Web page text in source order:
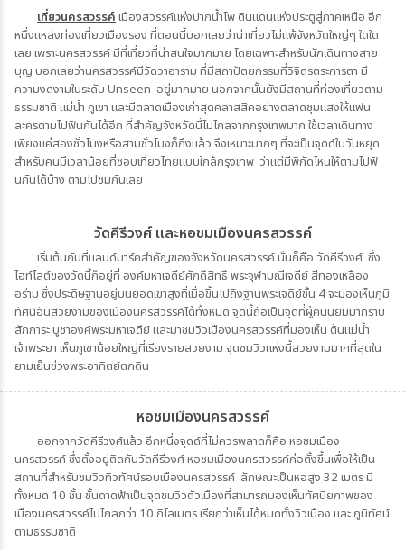
เที่ยวนครสวรรค์ เมืองสวรรค์แห่งปากน้ำโพ ดินแดนแห่งประตูสู่ภาคเหนือ อีก
หนึ่งแหล่งท่องเที่ยวเมืองรอง ที่ตอนนี้บอกเลยว่าน่าเที่ยวไม่แพ้จังหวัดใหญ่ๆ ใดใด
เลย เพราะนครสวรรค์ มีที่เที่ยวที่น่าสนใจมากมาย โดยเฉพาะสำหรับนักเดินทางสาย
บุญ บอกเลยว่านครสวรรค์มีวัดวาอาราม ที่มีสถาปัตยกรรมที่วิจิตรตระการตา มี
ความงดงามในระดับ Unseen อยู่มากมาย นอกจากนั้นยังมีสถานที่ท่องเที่ยวตาม
ธรรมชาติ แม่น้ำ ภูเขา และมีตลาดเมืองเก่าสุดคลาสสิคอย่างตลาดชุมแสงให้แฟน
ละครตามไปฟินกันได้อีก ที่สำคัญจังหวัดนี้ไม่ไกลจากกรุงเทพมาก ใช้เวลาเดินทาง
เพียงแค่สองชั่วโมงหรือสามชั่วโมงก็ถึงแล้ว จึงเหมาะมากๆ ที่จะเป็นจุดด์ในวันหยุด
สำหรับคนมีเวลาน้อยที่ชอบเที่ยวไทยแบบใกล้กรุงเทพ ว่าแต่มีพิกัดไหนให้ตามไปฟิ
นกันได้บ้าง ตามไปชมกันเลย
วัดคีรีวงศ์ และหอชมเมืองนครสวรรค์
เริ่มต้นกันที่แลนด์มาร์คสำคัญของจังหวัดนครสวรรค์ นั่นก็คือ วัดคีรีวงศ์ ซึ่ง
ไฮท์ไลต์ของวัดนี้ก็อยู่ที่ องค์มหาเจดีย์ศักดิ์สิทธิ์ พระจุฬามณีเจดีย์ สีทองเหลือง
อร่าม ซึ่งประดิษฐานอยู่บนยอดเขาสูงที่เมื่อขึ้นไปถึงฐานพระเจดีย์ชั้น 4 จะมองเห็นภูมิ
ทัศน์อันสวยงามของเมืองนครสวรรค์ได้ทั้งหมด จุดนี้ถือเป็นจุดที่ผู้คนนิยมมากราบ
สักการะ บูชาองค์พระมหาเจดีย์ และมาชมวิวเมืองนครสวรรค์ที่มองเห็น ต้นแม่น้ำ
เจ้าพระยา เห็นภูเขาน้อยใหญ่ที่เรียงรายสวยงาม จุดชมวิวแห่งนี้สวยงามมากที่สุดใน
ยามเย็นช่วงพระอาทิตย์ตกดิน
หอชมเมืองนครสวรรค์
ออกจากวัดคีรีวงศ์แล้ว อีกหนึ่งจุดด์ที่ไม่ควรพลาดก็คือ หอชมเมือง
นครสวรรค์ ซึ่งตั้งอยู่ติดกับวัดคีรีวงศ์ หอชมเมืองนครสวรรค์ก่อตั้งขึ้นเพื่อให้เป็น
สถานที่สำหรับชมวิวทิวทัศน์รอบเมืองนครสวรรค์ ลักษณะเป็นหอสูง 32 เมตร มี
ทั้งหมด 10 ชั้น ชั้นดาดฟ้าเป็นจุดชมวิวตัวเมืองที่สามารถมองเห็นทัศนียภาพของ
เมืองนครสวรรค์ไปไกลกว่า 10 กิโลเมตร เรียกว่าเห็นได้หมดทั้งวิวเมือง และ ภูมิทัศน์
ตามธรรมชาติ